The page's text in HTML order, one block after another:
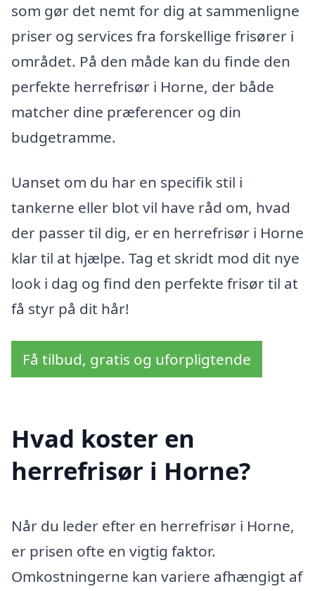
som gør det nemt for dig at sammenligne
priser og services fra forskellige frisører i
området. På den måde kan du finde den
perfekte herrefrisør i Horne, der både
matcher dine præferencer og din
budgetramme.
Uanset om du har en specifik stil i
tankerne eller blot vil have råd om, hvad
der passer til dig, er en herrefrisør i Horne
klar til at hjælpe. Tag et skridt mod dit nye
look i dag og find den perfekte frisør til at
få styr på dit hår!
Få tilbud, gratis og uforpligtende
Hvad koster en
herrefrisør i Horne?
Når du leder efter en herrefrisør i Horne,
er prisen ofte en vigtig faktor.
Omkostningerne kan variere afhængigt af